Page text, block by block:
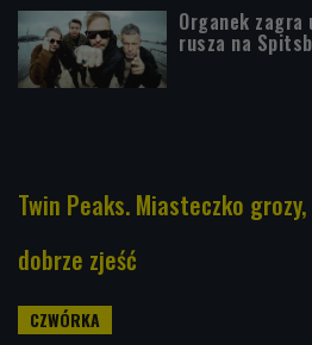
Organek zagra
rusza na
Twin Peaks. Miasteczko
dobrze zjeść